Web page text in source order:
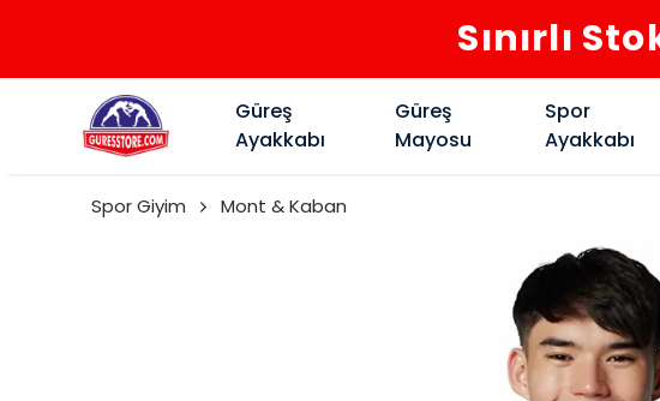
Sınırlı
Güreş
Ayakkabı
Güreş
Mayosu
Spor
Ayakkabı
Spor Giyim Mont & Kaban